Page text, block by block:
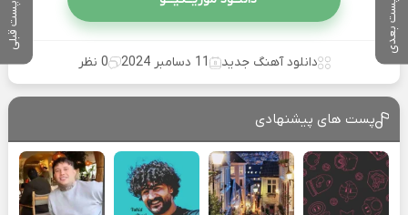
پست بعدی پست قبلی
دانلود آهنگ جدید 11 دسامبر 2024 0 نظر
پست های پیشنهادی